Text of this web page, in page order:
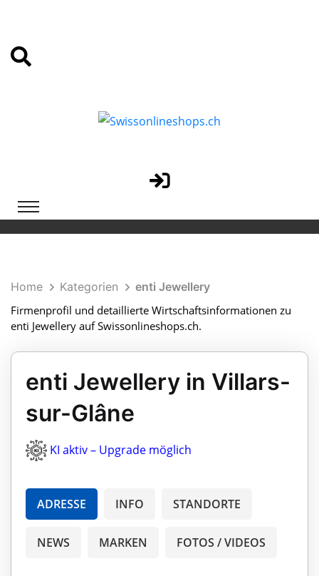
Home Kategorien
enti Jewellery
Firmenprofil und detaillierte Wirtschaftsinformationen zu
enti Jewellery auf Swissonlineshops.ch.
enti Jewellery in Villars-
sur-Glâne
KI aktiv – Upgrade möglich
ADRESSE INFO STANDORTE
NEWS MARKEN FOTOS / VIDEOS